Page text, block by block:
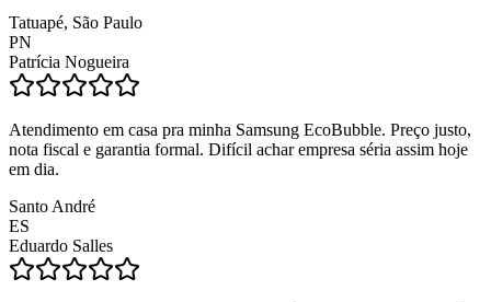
Tatuapé, São Paulo
PN
Patrícia Nogueira
Atendimento em casa pra minha Samsung EcoBubble. Preço justo,
nota fiscal e garantia formal. Difícil achar empresa séria assim hoje
em dia.
Santo André
ES
Eduardo Salles